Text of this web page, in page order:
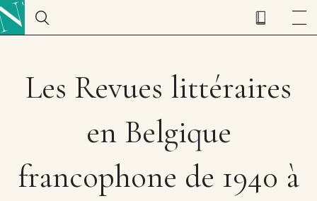
Les Revues littéraires
en Belgique
francophone de 1940 à